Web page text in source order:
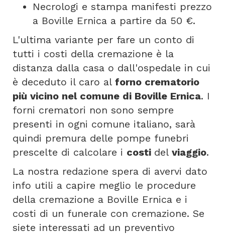
Necrologi e stampa manifesti prezzo
a Boville Ernica a partire da 50 €.
L'ultima variante per fare un conto di
tutti i costi della cremazione è la
distanza dalla casa o dall'ospedale in cui
è deceduto il caro al forno crematorio
più vicino nel comune di Boville Ernica. I
forni crematori non sono sempre
presenti in ogni comune italiano, sarà
quindi premura delle pompe funebri
prescelte di calcolare i costi del viaggio.
La nostra redazione spera di avervi dato
info utili a capire meglio le procedure
della cremazione a Boville Ernica e i
costi di un funerale con cremazione. Se
siete interessati ad un preventivo